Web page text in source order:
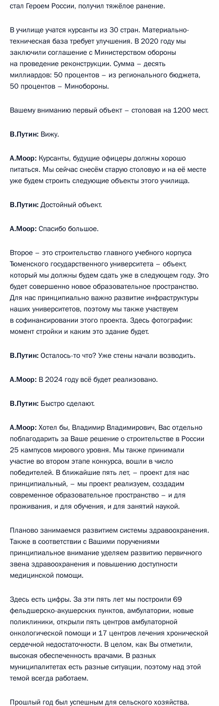
стал Героем России, получил тяжёлое ранение.
В училище учатся курсанты из 30 стран. Материально-
техническая база требует улучшения. В 2020 году мы
заключили соглашение с Министерством обороны
на проведение реконструкции. Сумма – десять
миллиардов: 50 процентов – из регионального бюджета,
50 процентов – Минобороны.
Вашему вниманию первый объект – столовая на 1200 мест.
В.Путин: Вижу.
А.Моор: Курсанты, будущие офицеры должны хорошо
питаться. Мы сейчас снесём старую столовую и на её месте
уже будем строить следующие объекты этого училища.
В.Путин: Достойный объект.
А.Моор: Спасибо большое.
Второе – это строительство главного учебного корпуса
Тюменского государственного университета – объект,
который мы должны будем сдать уже в следующем году. Это
будет совершенно новое образовательное пространство.
Для нас принципиально важно развитие инфраструктуры
наших университетов, поэтому мы также участвуем
в софинансировании этого проекта. Здесь фотографии:
момент стройки и каким это здание будет.
В.Путин: Осталось-то что? Уже стены начали возводить.
А.Моор: В 2024 году всё будет реализовано.
В.Путин: Быстро сделают.
А.Моор: Хотел бы, Владимир Владимирович, Вас отдельно
поблагодарить за Ваше решение о строительстве в России
25 кампусов мирового уровня. Мы также принимали
участие во втором этапе конкурса, вошли в число
победителей. В ближайшие пять лет, – проект для нас
принципиальный, – мы проект реализуем, создадим
современное образовательное пространство – и для
проживания, и для обучения, и для занятий наукой.
Планово занимаемся развитием системы здравоохранения.
Также в соответствии с Вашими поручениями
принципиальное внимание уделяем развитию первичного
звена здравоохранения и повышению доступности
медицинской помощи.
Здесь есть цифры. За эти пять лет мы построили 69
фельдшерско-акушерских пунктов, амбулатории, новые
поликлиники, открыли пять центров амбулаторной
онкологической помощи и 17 центров лечения хронической
сердечной недостаточности. В целом, как Вы отметили,
высокая обеспеченность врачами. В разных
муниципалитетах есть разные ситуации, поэтому над этой
темой всегда работаем.
Прошлый год был успешным для сельского хозяйства.